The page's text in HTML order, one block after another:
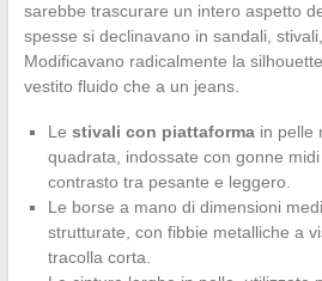
sarebbe trascurare un intero aspetto
spesse si declinavano in sandali,
Modificavano radicalmente la
vestito fluido che a un jeans.
Le stivali con piattaformain pelle
quadrata, indossate con gonne
contrasto tra pesante e leggero.
Le borse a mano di dimensioni
strutturate, con fibbie metalliche a
tracolla corta.